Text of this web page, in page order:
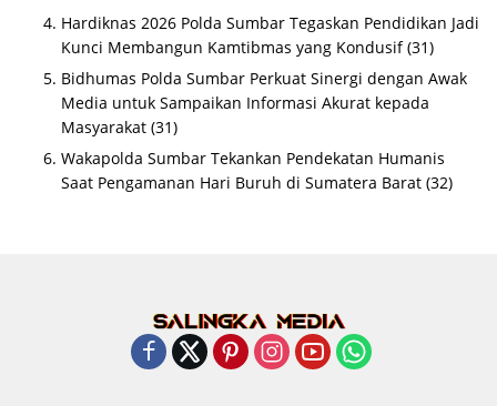
Hardiknas 2026 Polda Sumbar Tegaskan Pendidikan Jadi
Kunci Membangun Kamtibmas yang Kondusif (31)
Bidhumas Polda Sumbar Perkuat Sinergi dengan Awak
Media untuk Sampaikan Informasi Akurat kepada
Masyarakat (31)
Wakapolda Sumbar Tekankan Pendekatan Humanis
Saat Pengamanan Hari Buruh di Sumatera Barat (32)